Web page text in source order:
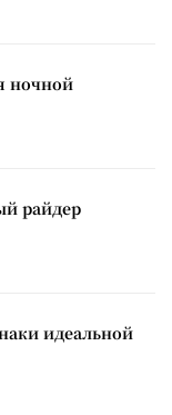
ночной
райдер
идеальной